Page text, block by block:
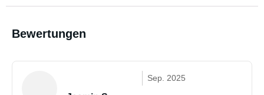
Bewertungen
Sep. 2025